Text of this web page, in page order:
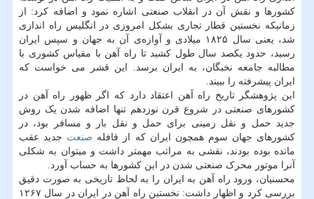
کشورها و نقش آن در انقلاب صنعتی اشاره نمود و اضافه کرد: از
زمانیکه نخستین قطار تجاری بشکل امروزی در انگلیس راه اندازی
شد، یعنی سال ۱۸۲۵ میلادی و آوازه‌ی آن به جهان و سپس ایران
رسید، حدود یکصد سال طول کشید تا راه آهن با مقیاس کشوری با
مطالبه جامعه نخبگان، به ایران برسد. این قشر می خواست که
ایران پیشرفته را ببیند.
این پژوهشگر تاریخ راه آهن اعتقاد دارد که اگر ظهور راه آهن در
کشورهای صنعتی در شروع قرن نوزدهم تنها اضافه شدن یک روش
جدید حمل و نقل زمینی برای حمل و نقل بار و مسافر بود، در
کشورهای جهان سوم همچون ایران که از قافله صنعت جدید عقب
مانده بوده بودند، نقشی به مراتب مهمتر داشت و میتوان به شکلی
آنرا موتور محرک صنعتی شدن در این کشورها به حساب آورد.
محسنیان، ورود راه آهن به ایران را به لحاظ تاریخی به صورت دقیق
بررسی کرد و اظهار داشت: نخستین راه آهن در ایران در سال ۱۲۶۷